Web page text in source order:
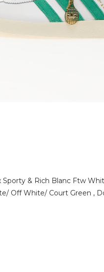
Sporty & Rich Blanc Ftw
Off White/ Court Green ,